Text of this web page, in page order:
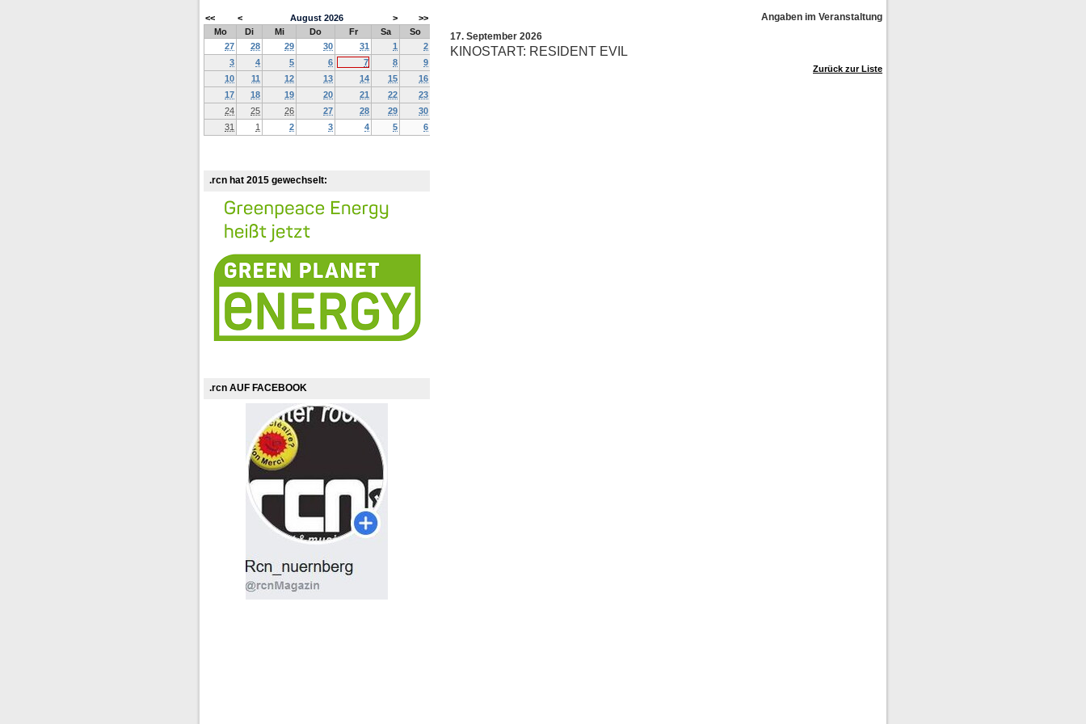
<< < August 2026 >
>>
Mo
Di Mi Do Fr Sa
So
27
28 29 30 31 1
2
3
4 5 6 7 8
9
10
11 12 13 14 15
16
17
18 19 20 21 22
23
24
25 26 27 28 29
30
31
1 2 3 4 5 6
.rcn hat 2015 gewechselt:
.rcn AUF FACEBOOK
Angaben im Veranstaltungskalender ohne Gewähr!
17. September 2026
KINOSTART: RESIDENT EVIL
Zurück zur Liste